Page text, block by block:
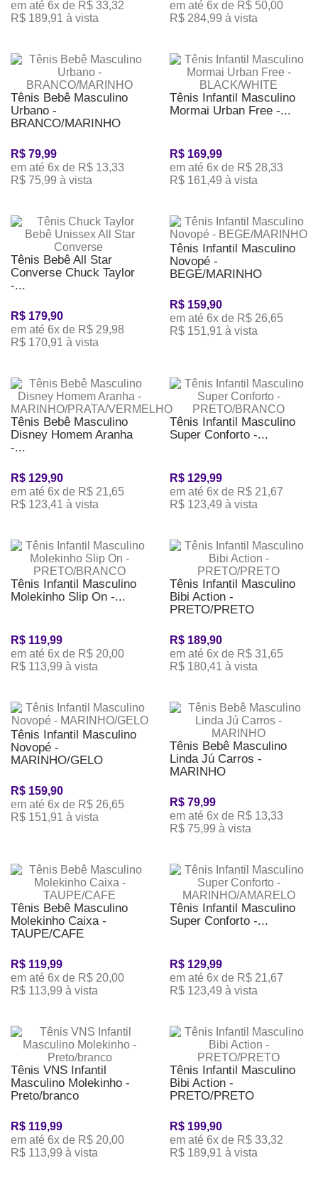
em até 6x de R$ 33,32
R$ 189,91 à vista
em até 6x de R$ 50,00
R$ 284,99 à vista
Tênis Bebê Masculino
Urbano -
BRANCO/MARINHO
R$ 79,99
em até 6x de R$ 13,33
R$ 75,99 à vista
Tênis Infantil Masculino
Mormai Urban Free -...
R$ 169,99
em até 6x de R$ 28,33
R$ 161,49 à vista
Tênis Bebê All Star
Converse Chuck Taylor
-...
R$ 179,90
em até 6x de R$ 29,98
R$ 170,91 à vista
Tênis Infantil Masculino
Novopé -
BEGE/MARINHO
R$ 159,90
em até 6x de R$ 26,65
R$ 151,91 à vista
Tênis Bebê Masculino
Disney Homem Aranha
-...
R$ 129,90
em até 6x de R$ 21,65
R$ 123,41 à vista
Tênis Infantil Masculino
Super Conforto -...
R$ 129,99
em até 6x de R$ 21,67
R$ 123,49 à vista
Tênis Infantil Masculino
Molekinho Slip On -...
R$ 119,99
em até 6x de R$ 20,00
R$ 113,99 à vista
Tênis Infantil Masculino
Bibi Action -
PRETO/PRETO
R$ 189,90
em até 6x de R$ 31,65
R$ 180,41 à vista
Tênis Infantil Masculino
Novopé -
MARINHO/GELO
R$ 159,90
em até 6x de R$ 26,65
R$ 151,91 à vista
Tênis Bebê Masculino
Linda Jú Carros -
MARINHO
R$ 79,99
em até 6x de R$ 13,33
R$ 75,99 à vista
Tênis Bebê Masculino
Molekinho Caixa -
TAUPE/CAFE
R$ 119,99
em até 6x de R$ 20,00
R$ 113,99 à vista
Tênis Infantil Masculino
Super Conforto -...
R$ 129,99
em até 6x de R$ 21,67
R$ 123,49 à vista
Tênis VNS Infantil
Masculino Molekinho -
Preto/branco
R$ 119,99
em até 6x de R$ 20,00
R$ 113,99 à vista
Tênis Infantil Masculino
Bibi Action -
PRETO/PRETO
R$ 199,90
em até 6x de R$ 33,32
R$ 189,91 à vista